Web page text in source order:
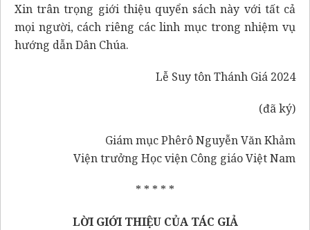
Xin trân trọng giới thiệu quyển sách này với tất cả
mọi người, cách riêng các linh mục trong nhiệm vụ
hướng dẫn Dân Chúa.
Lễ Suy tôn Thánh Giá 2024
(đã ký)
Giám mục Phêrô Nguyễn Văn Khảm
Viện trưởng Học viện Công giáo Việt Nam
* * * * *
LỜI GIỚI THIỆU CỦA TÁC GIẢ